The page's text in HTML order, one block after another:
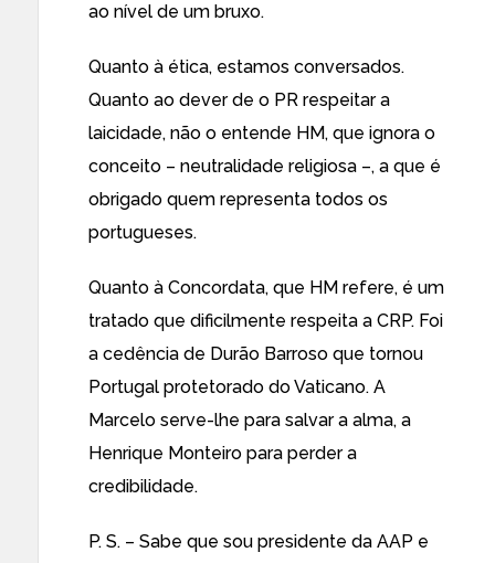
ao nível de um bruxo.
Quanto à ética, estamos conversados.
Quanto ao dever de o PR respeitar a
laicidade, não o entende HM, que ignora o
conceito – neutralidade religiosa –, a que é
obrigado quem representa todos os
portugueses.
Quanto à Concordata, que HM refere, é um
tratado que dificilmente respeita a CRP. Foi
a cedência de Durão Barroso que tornou
Portugal protetorado do Vaticano. A
Marcelo serve-lhe para salvar a alma, a
Henrique Monteiro para perder a
credibilidade.
P. S. – Sabe que sou presidente da AAP e